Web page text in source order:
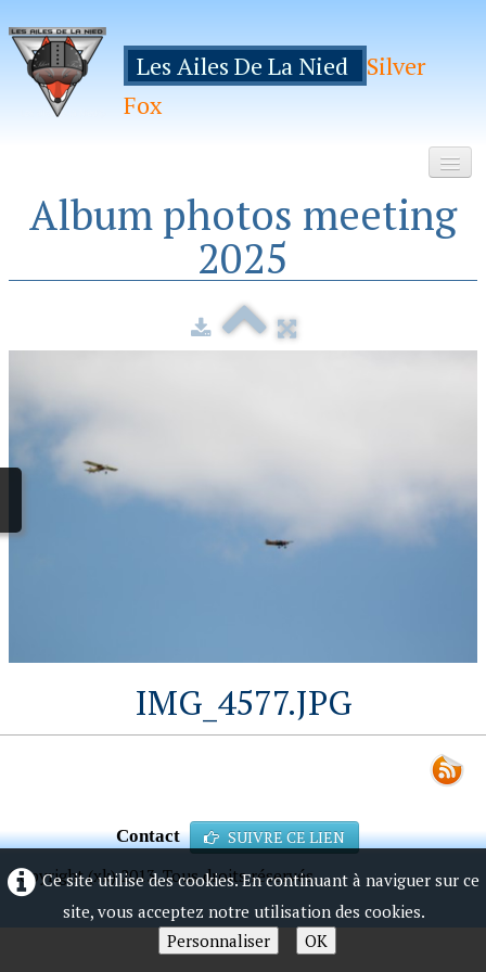
Les Ailes De La Nied
Silver
Fox
Accueil
Manifestations
Hebergements
Album photos meeting
2025
IMG_4577.JPG
Contact SUIVRE CE LIEN
Copyright (xk) 2013. Tous droits réservés.
Ce site utilise des cookies. En continuant à naviguer sur ce
site, vous acceptez notre utilisation des cookies.
Personnaliser
OK